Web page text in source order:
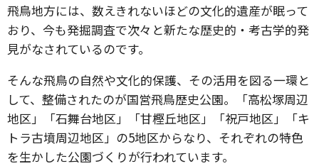
飛鳥地方には、数えきれないほどの文化的遺産が眠って
おり、今も発掘調査で次々と新たな歴史的・考古学的発
見がなされているのです。
そんな飛鳥の自然や文化的保護、その活用を図る一環と
して、整備されたのが国営飛鳥歴史公園。「高松塚周辺
地区」「石舞台地区」「甘樫丘地区」「祝戸地区」「キ
トラ古墳周辺地区」の5地区からなり、それぞれの特色
を生かした公園づくりが行われています。